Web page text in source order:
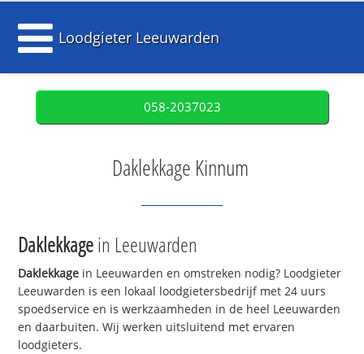
Loodgieter Leeuwarden
058-2037023
Daklekkage Kinnum
Daklekkagein Leeuwarden
Daklekkage in Leeuwarden en omstreken nodig? Loodgieter
Leeuwarden is een lokaal loodgietersbedrijf met 24 uurs
spoedservice en is werkzaamheden in de heel Leeuwarden
en daarbuiten. Wij werken uitsluitend met ervaren
loodgieters.